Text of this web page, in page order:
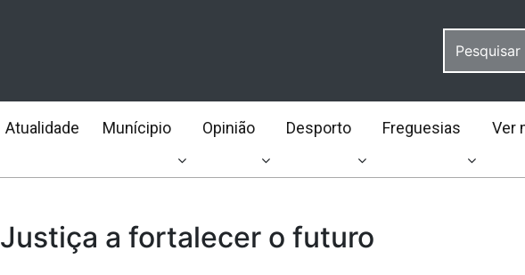
Atualidade Munícipio Opinião Desporto Freguesias Ver
Justiça a fortalecer o futuro